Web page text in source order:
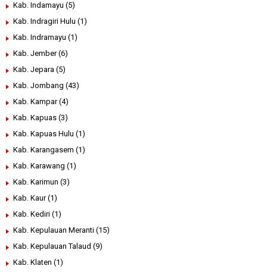
Kab. Indamayu (5)
Kab. Indragiri Hulu (1)
Kab. Indramayu (1)
Kab. Jember (6)
Kab. Jepara (5)
Kab. Jombang (43)
Kab. Kampar (4)
Kab. Kapuas (3)
Kab. Kapuas Hulu (1)
Kab. Karangasem (1)
Kab. Karawang (1)
Kab. Karimun (3)
Kab. Kaur (1)
Kab. Kediri (1)
Kab. Kepulauan Meranti (15)
Kab. Kepulauan Talaud (9)
Kab. Klaten (1)